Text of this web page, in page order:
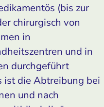
(bis zur
chirurgisch von
in
und in
durchgeführt
ist die Abtreibung bei
und nach